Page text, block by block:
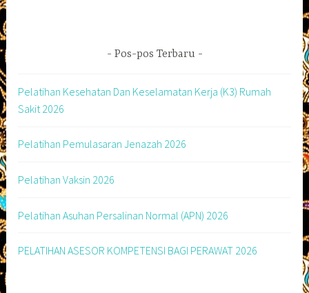
Pos-pos Terbaru
Pelatihan Kesehatan Dan Keselamatan Kerja (K3) Rumah
Sakit 2026
Pelatihan Pemulasaran Jenazah 2026
Pelatihan Vaksin 2026
Pelatihan Asuhan Persalinan Normal (APN) 2026
PELATIHAN ASESOR KOMPETENSI BAGI PERAWAT 2026